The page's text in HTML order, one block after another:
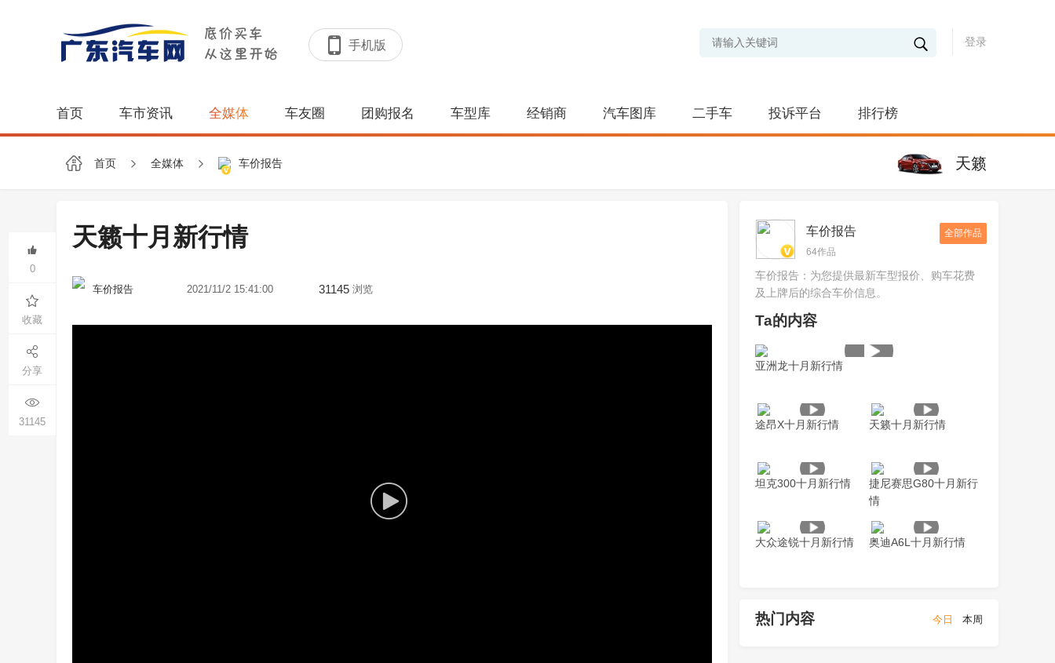
手机版 登录
首页 车市资讯 全媒体 车友圈 团购报名 车型库 经销商 汽车图库 二手车 投诉平台 排行榜
首页 全媒体 车价报告 天籁
天籁十月新行情
车价报告 2021/11/2 15:41:00 31145 浏览
0
收藏
分享
31145
车价报告
64作品
全部作品
车价报告：为您提供最新车型报价、购车花费
及上牌后的综合车价信息。
Ta的内容
亚洲龙十月新行情
途昂X十月新行情 天籁十月新行情
坦克300十月新行情
捷尼赛思G80十月新行
情
大众途锐十月新行情 奥迪A6L十月新行情
热门内容 今日 本周